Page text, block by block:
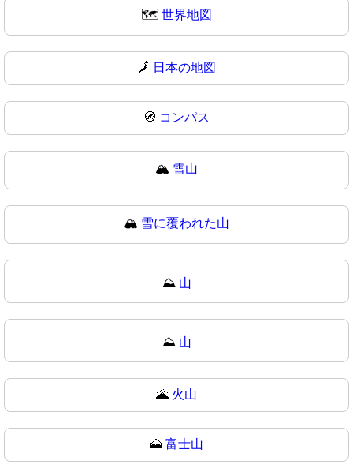
🗺 世界地図
🗾 日本の地図
🧭 コンパス
🏔️ 雪山
🏔 雪に覆われた山
⛰️ 山
⛰ 山
🌋 火山
🗻 富士山